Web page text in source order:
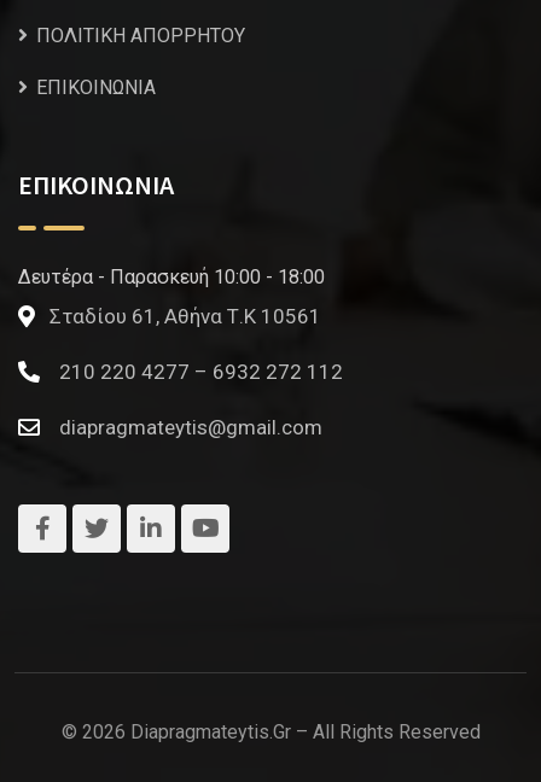
ΠΟΛΙΤΙΚΗ ΑΠΟΡΡΗΤΟΥ
ΕΠΙΚΟΙΝΩΝΙΑ
ΕΠΙΚΟΙΝΩΝΙΑ
Δευτέρα - Παρασκευή 10:00 - 18:00
Σταδίου 61, Αθήνα Τ.Κ 10561
210 220 4277 – 6932 272 112
diapragmateytis@gmail.com
© 2026 Diapragmateytis.gr – All Rights Reserved